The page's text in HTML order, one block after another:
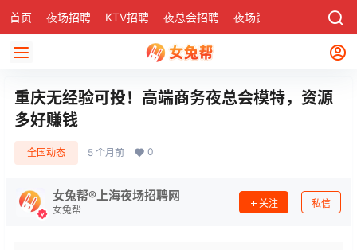
首页 夜场招聘 KTV招聘 夜总会招聘 夜场资讯 社区
重庆无经验可投！高端商务夜总会模特，资源
多好赚钱
全国动态 5 个月前 0
女兔帮®上海夜场招聘网
女兔帮
关注 私信